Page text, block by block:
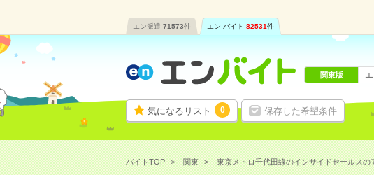
エン派遣 71573件 エン バイト 82531件
気になるリスト 0 保存した希望条件
関東版
バイトTOP 関東 東京メトロ千代田線のインサイドセールスの